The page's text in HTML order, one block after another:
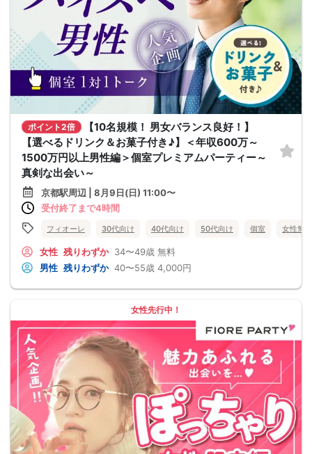
ポイント2倍
【10名規模！ 男女バランス良好！】
【選べるドリンク＆お菓子付き♪】＜年収600万～
1500万円以上男性編＞個室プレミアムパーティー～
真剣な出会い～
京都駅周辺 | 8月9日(日) 11:00〜
受付終了まで4時間
フィオーレ 30代向け 40代向け 50代向け 個室 女性無料
女性 残りわずか 34〜49歳 無料
男性 残りわずか 40〜55歳 4,000円
女性先行中！